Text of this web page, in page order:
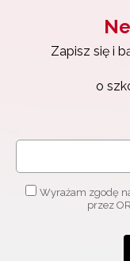
Zapisz się i
o
Wyrażam zgodę
przez